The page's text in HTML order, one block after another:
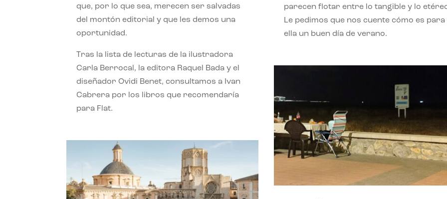
que, por lo que sea, merecen ser salvadas
del montón editorial y que les demos una
oportunidad.
Tras la lista de lecturas de la ilustradora
Carla Berrocal, la editora Raquel Bada y el
diseñador Ovidi Benet, consultamos a Ivan
Cabrera por los libros que recomendaría
para Flat.
parecen flotar entre lo tangible y lo
Le pedimos que nos cuente cómo es para
ella un buen día de verano.